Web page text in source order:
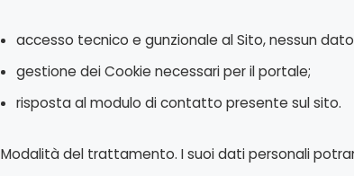
accesso tecnico e gunzionale al Sito, nessun
gestione dei Cookie necessari per il portale;
risposta al modulo di contatto presente sul sito.
Modalità del trattamento. I suoi dati personali